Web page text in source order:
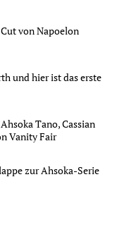
von Napoelon
und hier ist das erste
Tano, Cassian
Vanity Fair
zur Ahsoka-Serie